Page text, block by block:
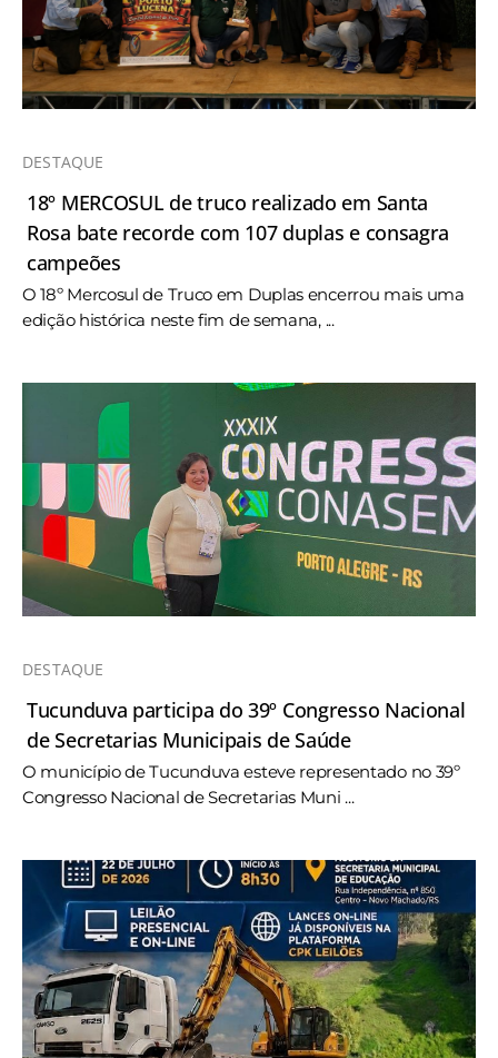
DESTAQUE
18º MERCOSUL de truco realizado em Santa
Rosa bate recorde com 107 duplas e consagra
campeões
O 18º Mercosul de Truco em Duplas encerrou mais uma
edição histórica neste fim de semana, ...
DESTAQUE
Tucunduva participa do 39º Congresso Nacional
de Secretarias Municipais de Saúde
O município de Tucunduva esteve representado no 39º
Congresso Nacional de Secretarias Muni ...